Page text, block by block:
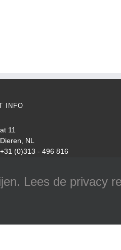
INFO
11
NL
(0)313 - 496 816
Lees de privacy